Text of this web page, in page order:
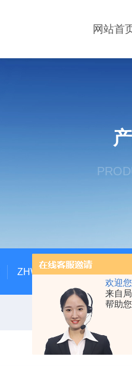
欢迎您
来自
帮助
网站首
ZHWY-211C台式恒温摇床